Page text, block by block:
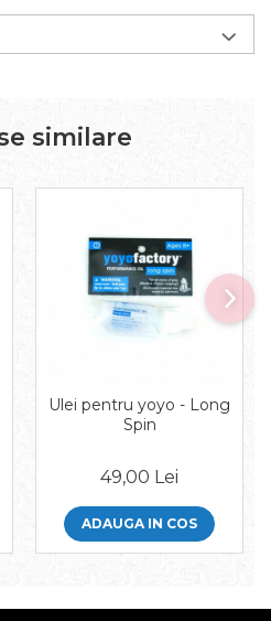
similare
Ulei pentru yoyo - Long
Spin
49,00 Lei
ADAUGA IN COS